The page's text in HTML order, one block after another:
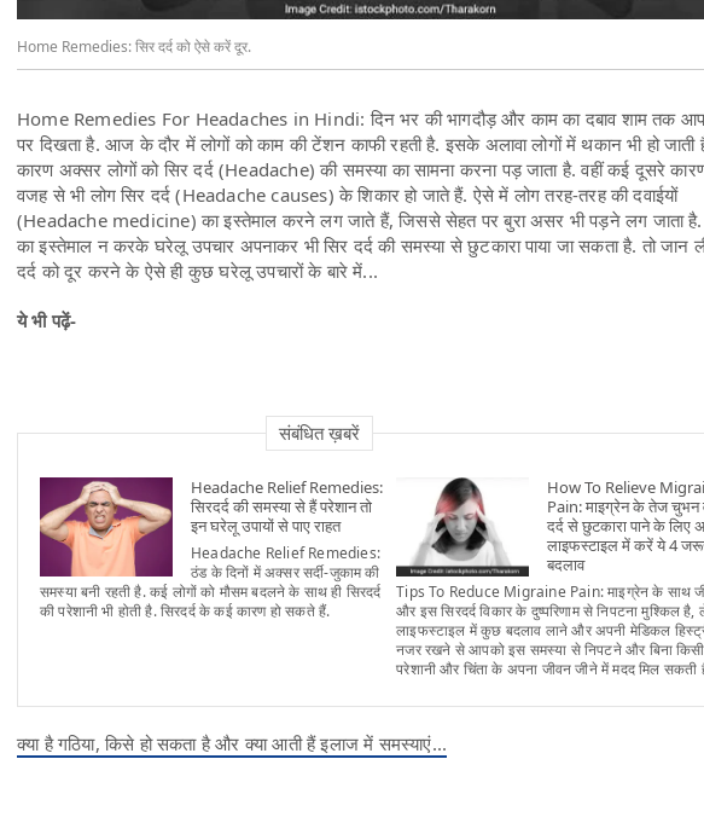
Home Remedies: सिर दर्द को ऐसे करें दूर.
Home Remedies For Headaches in Hindi: दिन भर की भागदौड़ और काम का दबाव शाम तक
पर दिखता है. आज के दौर में लोगों को काम की टेंशन काफी रहती है. इसके अलावा लोगों में थकान भी हो
कारण अक्सर लोगों को सिर दर्द (Headache) की समस्या का सामना करना पड़ जाता है. वहीं कई दूसरे
वजह से भी लोग सिर दर्द (Headache causes) के शिकार हो जाते हैं. ऐसे में लोग तरह-तरह की दवाईयों
(Headache medicine) का इस्तेमाल करने लग जाते हैं, जिससे सेहत पर बुरा असर भी पड़ने लग जाता है.
का इस्तेमाल न करके घरेलू उपचार अपनाकर भी सिर दर्द की समस्या से छुटकारा पाया जा सकता है. तो जान
दर्द को दूर करने के ऐसे ही कुछ घरेलू उपचारों के बारे में...
ये भी पढ़ें-
संबंधित ख़बरें
Headache Relief Remedies:
सिरदर्द की समस्या से हैं परेशान तो
इन घरेलू उपायों से पाए राहत
Headache Relief Remedies:
ठंड के दिनों में अक्सर सर्दी-जुकाम की
समस्या बनी रहती है. कई लोगों को मौसम बदलने के साथ ही सिरदर्द
की परेशानी भी होती है. सिरदर्द के कई कारण हो सकते हैं.
How To Relieve
Pain: माइग्रेन के तेज चुभन
दर्द से छुटकारा पाने के लिए
लाइफस्टाइल में करें ये 4
बदलाव
Tips To Reduce Migraine Pain: माइग्रेन के साथ
और इस सिरदर्द विकार के दुष्परिणाम से निपटना मुश्किल है,
लाइफस्टाइल में कुछ बदलाव लाने और अपनी मेडिकल
नजर रखने से आपको इस समस्या से निपटने और बिना किसी
परेशानी और चिंता के अपना जीवन जीने में मदद मिल सकती
क्या है गठिया, किसे हो सकता है और क्या आती हैं इलाज में समस्याएं...